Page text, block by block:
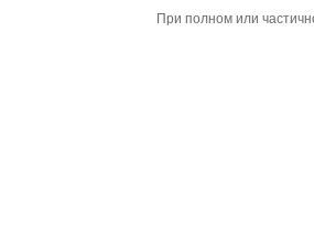
При полном или